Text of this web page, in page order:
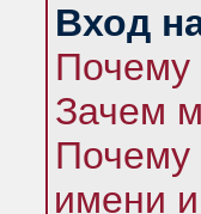
Вход
Почему
Зачем
Почему
имени